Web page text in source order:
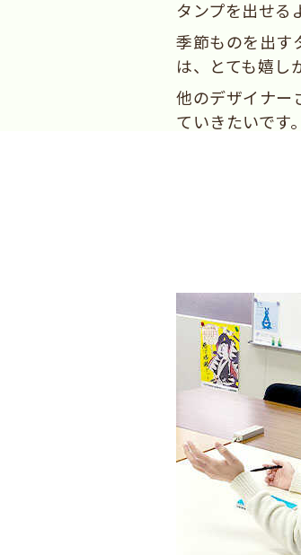
タンプを出せる
季節ものを出す
は、とても嬉し
他のデザイナー
ていきたいです